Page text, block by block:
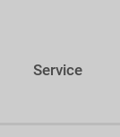
Service